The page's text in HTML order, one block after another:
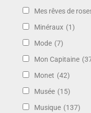
Mes rêves de
Minéraux (1)
Mode (7)
Mon Capitaine
Monet (42)
Musée (15)
Musique (137)